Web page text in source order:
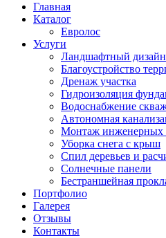
Главная
Каталог
Евролос
Услуги
Ландшафтный дизайн
Благоустройство
Дренаж участка
Гидроизоляция
Водоснабжение
Автономная
Монтаж инженерных
Уборка снега с крыш
Спил деревьев и
Солнечные панели
Бестраншейная
Портфолио
Галерея
Отзывы
Контакты